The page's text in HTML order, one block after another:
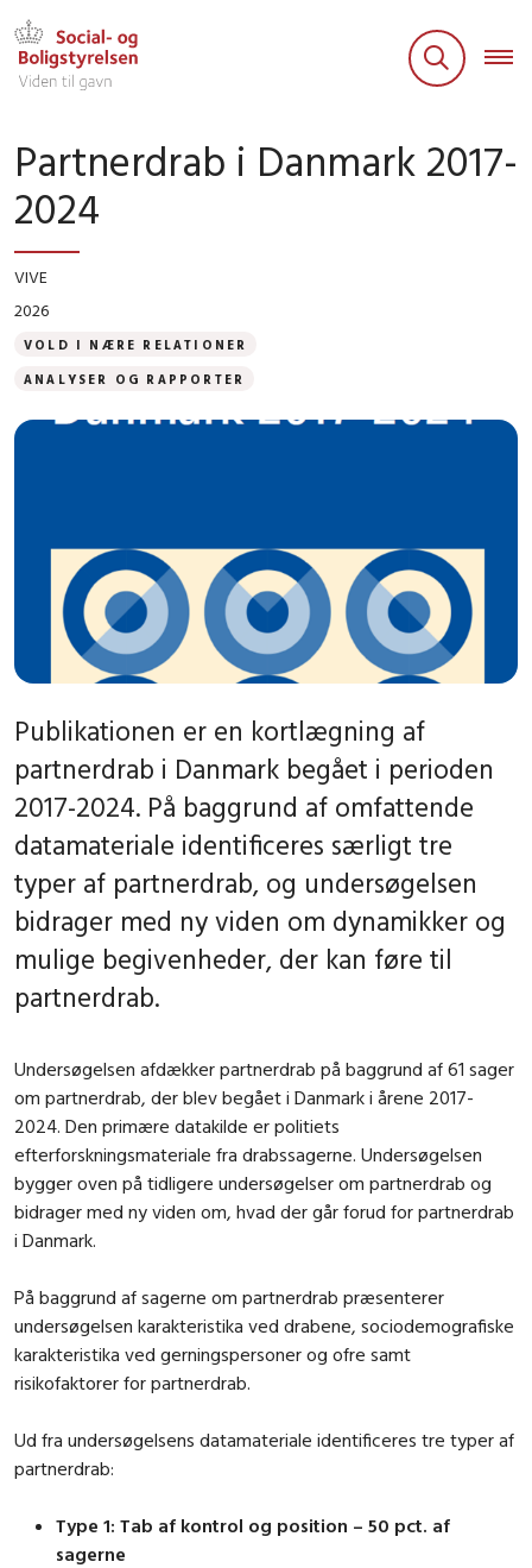
Partnerdrab i Danmark 2017-
2024
VIVE
2026
VOLD I NÆRE RELATIONER
ANALYSER OG RAPPORTER
Publikationen er en kortlægning af
partnerdrab i Danmark begået i perioden
2017-2024. På baggrund af omfattende
datamateriale identificeres særligt tre
typer af partnerdrab, og undersøgelsen
bidrager med ny viden om dynamikker og
mulige begivenheder, der kan føre til
partnerdrab.
Undersøgelsen afdækker partnerdrab på baggrund af 61 sager
om partnerdrab, der blev begået i Danmark i årene 2017-
2024. Den primære datakilde er politiets
efterforskningsmateriale fra drabssagerne. Undersøgelsen
bygger oven på tidligere undersøgelser om partnerdrab og
bidrager med ny viden om, hvad der går forud for partnerdrab
i Danmark.
På baggrund af sagerne om partnerdrab præsenterer
undersøgelsen karakteristika ved drabene, sociodemografiske
karakteristika ved gerningspersoner og ofre samt
risikofaktorer for partnerdrab.
Ud fra undersøgelsens datamateriale identificeres tre typer af
partnerdrab:
Type 1: Tab af kontrol og position – 50 pct. af
sagerne